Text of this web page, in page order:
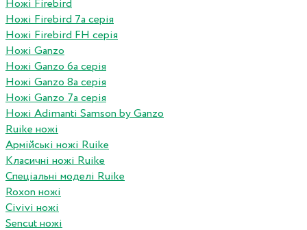
Ножі Firebird
Ножі Firebird 7а серія
Ножі Firebird FH серія
Ножі Ganzo
Ножі Ganzo 6а серія
Ножі Ganzo 8а серія
Ножі Ganzo 7а серія
Ножі Adimanti Samson by Ganzo
Ruike ножі
Армійські ножі Ruike
Класичні ножі Ruike
Спеціальні моделі Ruike
Roxon ножi
Civivi ножі
Sencut ножі